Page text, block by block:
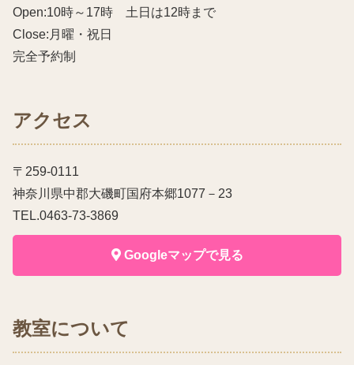
Open:10時～17時 土日は12時まで
Close:月曜・祝日
完全予約制
アクセス
〒259-0111
神奈川県中郡大磯町国府本郷1077－23
TEL.0463-73-3869
Googleマップで見る
教室について